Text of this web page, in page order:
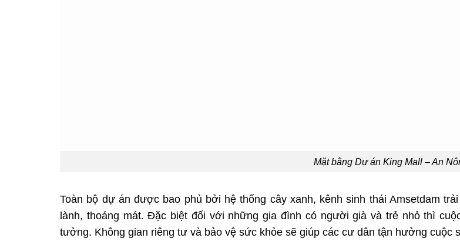
Mặt bằng Dự án King Mall – An
Toàn bộ dự án được bao phủ bởi hệ thống cây xanh, kênh sinh thái Amsetdam
lành, thoáng mát. Đặc biệt đối với những gia đình có người già và trẻ nhỏ thì
tưởng. Không gian riêng tư và bảo vệ sức khỏe sẽ giúp các cư dân tận hưởng cuộc